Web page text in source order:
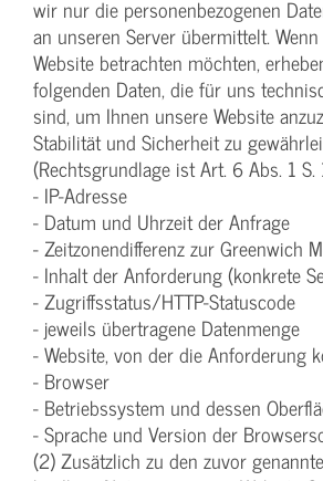
wir nur die personenbezogenen
an unseren Server übermittelt.
Website betrachten möchten,
folgenden Daten, die für uns
sind, um Ihnen unsere Website
Stabilität und Sicherheit zu
(Rechtsgrundlage ist Art. 6 Abs. 1 S.
- IP-Adresse
- Datum und Uhrzeit der Anfrage
- Zeitzonendifferenz zur Greenwich
- Inhalt der Anforderung (konkrete
- Zugriffsstatus/HTTP-Statuscode
- jeweils übertragene Datenmenge
- Website, von der die Anforderung
- Browser
- Betriebssystem und dessen
- Sprache und Version der
(2) Zusätzlich zu den zuvor